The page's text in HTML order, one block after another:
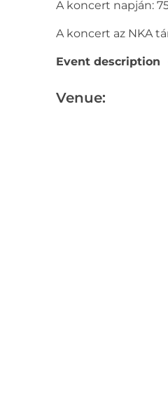
A koncert napján:
A koncert az NKA
Event description
Venue: